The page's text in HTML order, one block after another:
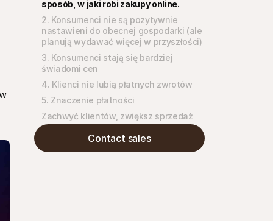
sposób, w jaki robi zakupy online.
2. Konsumenci nie są pozytywnie
nastawieni do obecnej gospodarki (ale
planują wydawać więcej w przyszłości)
3. Konsumenci stają się bardziej
świadomi cen
4. Klienci nie lubią płatnych zwrotów
5. Znaczenie płatności
Zachwyć klientów, zwiększ sprzedaż
Contact sales